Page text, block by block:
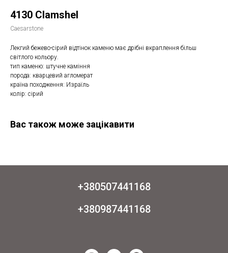
4130 Clamshel
Caesarstone
Лекгий бежево-сірий відтінок каменю має дрібні вкраплення більш
світлого кольору.
тип каменю: штучне каміння
порода: кварцевий агломерат
країна походження: Израїль
колір: сірий
Вас також може зацікавити
+380507441168
+380987441168